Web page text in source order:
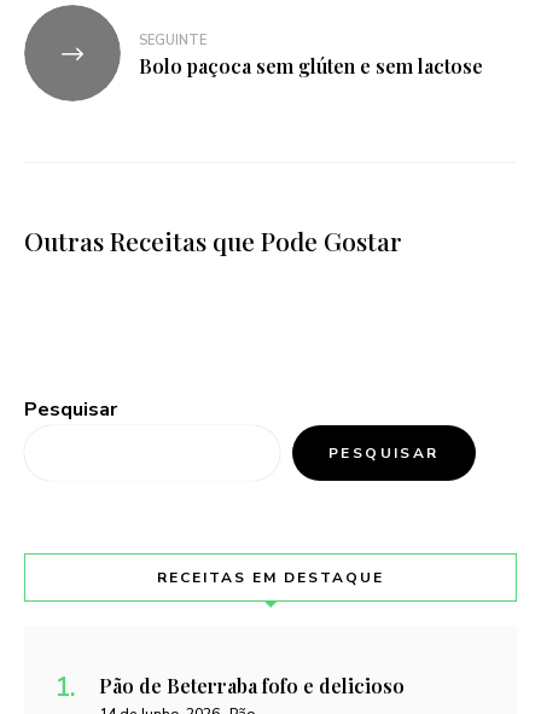
SEGUINTE
Bolo paçoca sem glúten e sem lactose
Outras Receitas que Pode Gostar
Pesquisar
PESQUISAR
RECEITAS EM DESTAQUE
Pão de Beterraba fofo e delicioso